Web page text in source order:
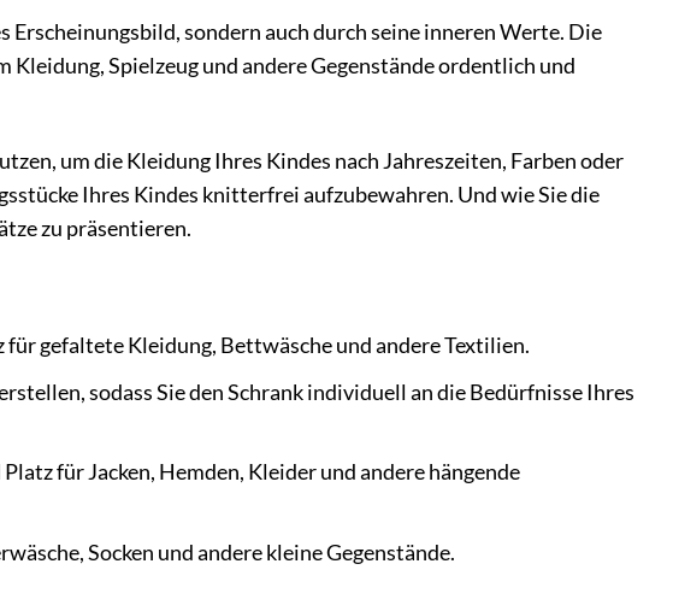
sondern auch durch seine inneren Werte. Die
Spielzeug und andere Gegenstände ordentlich und
um die Kleidung Ihres Kindes nach Jahreszeiten, Farben oder
Ihres Kindes knitterfrei aufzubewahren. Und wie Sie die
zu präsentieren.
gefaltete Kleidung, Bettwäsche und andere Textilien.
sodass Sie den Schrank individuell an die Bedürfnisse Ihres
für Jacken, Hemden, Kleider und andere hängende
Socken und andere kleine Gegenstände.